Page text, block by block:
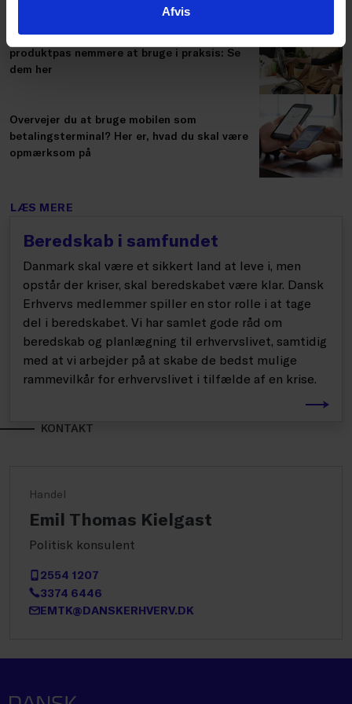
Afvis
Seks nye standarder skal gøre det digitale
produktpas nemmere at bruge i praksis: Se
dem her
Overvejer du at bruge mobilen som
betalingsterminal? Her er, hvad du skal være
opmærksom på
LÆS MERE
Beredskab i samfundet
Danmark skal være et sikkert land at leve i, men
opstår der kriser, skal beredskabet være klar. Dansk
Erhvervs medlemmer spiller en stor rolle i at tage
del i beredskabet. Vi har samlet gode råd om
beredskab og planlægning til erhvervslivet, samtidig
med at vi arbejder på at skabe de bedst mulige
rammevilkår for erhvervslivet i tilfælde af en krise.
KONTAKT
Handel
Emil Thomas Kielgast
Politisk konsulent
2554 1207
3374 6446
EMTK@DANSKERHVERV.DK